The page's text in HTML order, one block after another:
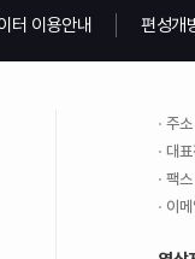
터 이용안내 편성개
주
대
팩
이